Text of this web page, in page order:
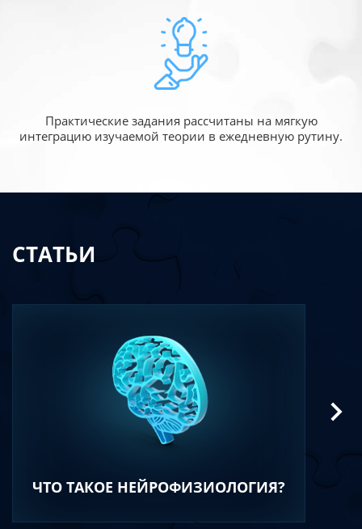
Практические задания рассчитаны на мягкую
интеграцию изучаемой теории в ежедневную рутину.
СТАТЬИ
ЧТО ТАКОЕ НЕЙРОФИЗИОЛОГИЯ?